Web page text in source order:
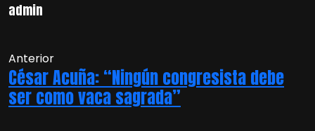
admin
Anterior
César Acuña: “Ningún congresista debe
ser como vaca sagrada”